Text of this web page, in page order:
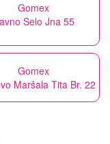
Gomex
Selo Jna 55
Gomex
Maršala Tita Br. 22